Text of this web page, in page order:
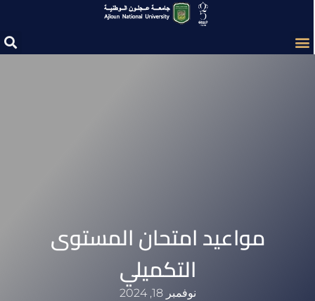
مواعيد امتحان المستوى
التكميلي
نوفمبر 18, 2024